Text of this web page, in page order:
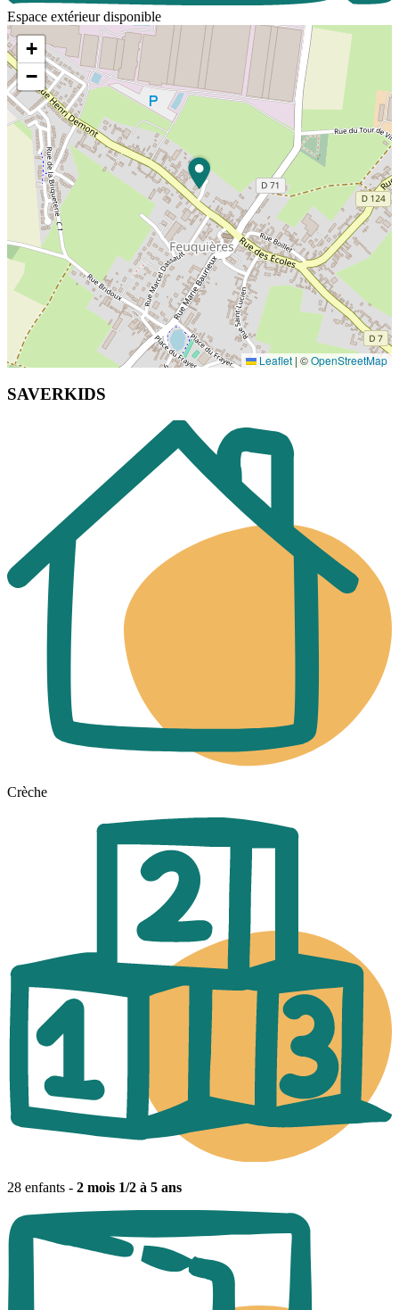
Espace extérieur disponible
+
−
Leaflet | ©OpenStreetMap
SAVERKIDS
Crèche
28 enfants - 2 mois 1/2 à 5 ans